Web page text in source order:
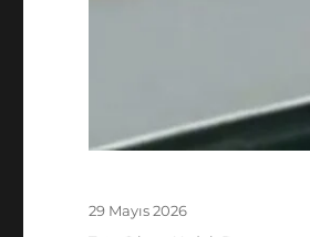
Yayın
29 Mayıs 2026